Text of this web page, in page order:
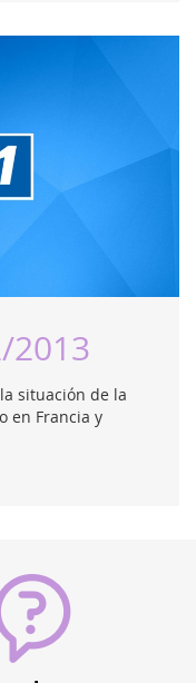
2013
situación de la
en Francia y